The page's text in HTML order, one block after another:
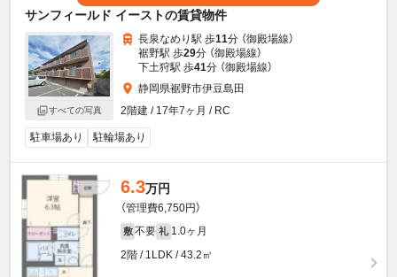
サンフィールド イーストの賃貸物件
すべての写真
長泉なめり駅 歩11分 （御殿場線）
裾野駅 歩29分 （御殿場線）
下土狩駅 歩41分 （御殿場線）
静岡県裾野市伊豆島田
2階建 / 17年7ヶ月 / RC
駐車場あり 駐輪場あり
6.3万円
（管理費6,750円）
敷 不要 礼 1.0ヶ月
2階 / 1LDK / 43.2㎡